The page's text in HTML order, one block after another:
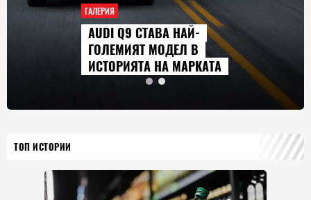
ГАЛЕРИЯ
AUDI Q9 СТАВА НАЙ-
ГОЛЕМИЯТ МОДЕЛ В
ИСТОРИЯТА НА МАРКАТА
ТОП ИСТОРИИ